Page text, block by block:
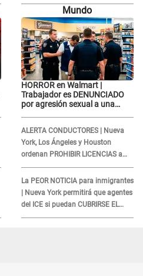
JUSTIFICA: "Por un error no vamos
a pagar todos"Mundo
HORROR en Walmart |
Trabajador es DENUNCIADO
por agresión sexual a una
ALERTA CONDUCTORES | Nueva
York, Los Ángeles y Houston
ordenan PROHIBIR LICENCIAS a
quienes no presenten ESTE
DOCUMENTO
La PEOR NOTICIA para inmigrantes
| Nueva York permitirá que agentes
del ICE si puedan CUBRIRSE EL
ROSTRO